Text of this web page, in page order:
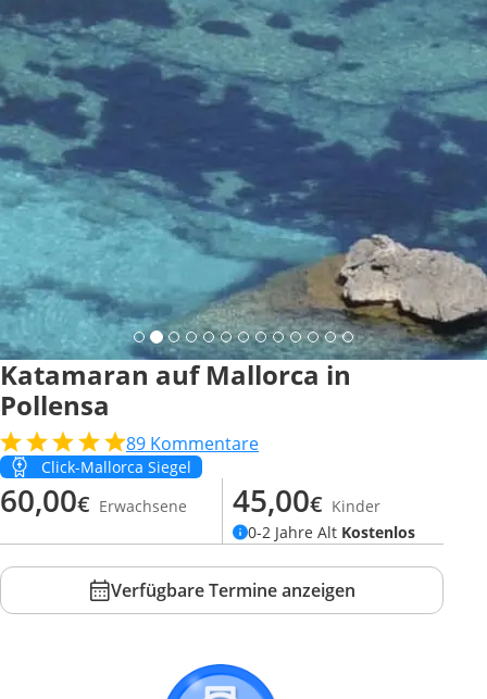
Katamaran auf Mallorca in
Pollensa
89 Kommentare
Click-Mallorca Siegel
60,00€ Erwachsene 45,00€ Kinder
0-2 Jahre Alt Kostenlos
Verfügbare Termine anzeigen